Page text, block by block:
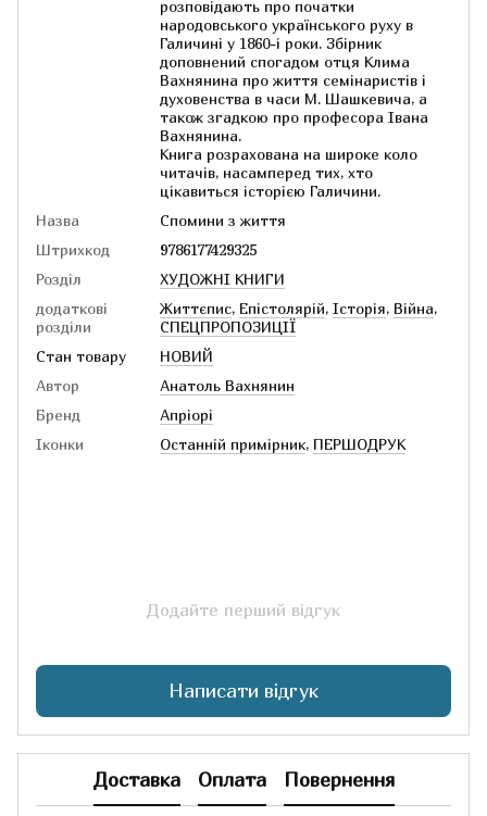
розповідають про початки
народовського українського руху в
Галичині у 1860-і роки. Збірник
доповнений спогадом отця Клима
Вахнянина про життя семінаристів і
духовенства в часи М. Шашкевича, а
також згадкою про професора Івана
Вахнянина.
Книга розрахована на широке коло
читачів, насамперед тих, хто
цікавиться історією Галичини.
Назва
Спомини з життя
Штрихкод
9786177429325
Розділ
ХУДОЖНІ КНИГИ
додаткові
розділи
Життєпис, Епістолярій, Історія, Війна,
СПЕЦПРОПОЗИЦІЇ
Стан товару
НОВИЙ
Автор
Анатоль Вахнянин
Бренд
Апріорі
Іконки
Останній примірник, ПЕРШОДРУК
Додайте перший відгук
Написати відгук
Доставка Оплата Повернення